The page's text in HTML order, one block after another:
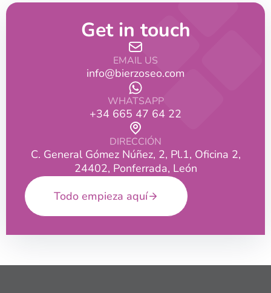
Get in touch
EMAIL US
info@bierzoseo.com
WHATSAPP
+34 665 47 64 22
DIRECCIÓN
C. General Gómez Núñez, 2, Pl.1, Oficina 2,
24402, Ponferrada, León
Todo empieza aquí